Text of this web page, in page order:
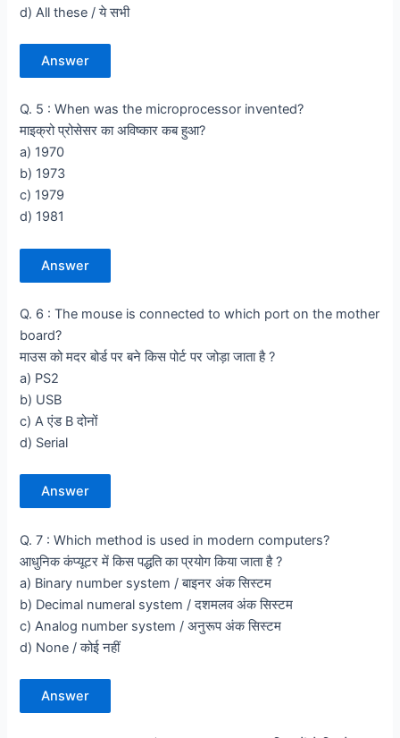
d) All these / ये सभी
Answer
Q. 5 : When was the microprocessor invented?
माइक्रो प्रोसेसर का अविष्कार कब हुआ?
a) 1970
b) 1973
c) 1979
d) 1981
Answer
Q. 6 : The mouse is connected to which port on the mother
board?
माउस को मदर बोर्ड पर बने किस पोर्ट पर जोड़ा जाता है ?
a) PS2
b) USB
c) A एंड B दोनों
d) Serial
Answer
Q. 7 : Which method is used in modern computers?
आधुनिक कंप्यूटर में किस पद्धति का प्रयोग किया जाता है ?
a) Binary number system / बाइनर अंक सिस्टम
b) Decimal numeral system / दशमलव अंक सिस्टम
c) Analog number system / अनुरूप अंक सिस्टम
d) None / कोई नहीं
Answer